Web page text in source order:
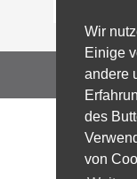
Wir
Einige
andere
des
von
© 2026 |